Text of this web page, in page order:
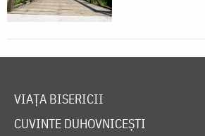
VIAȚA BISERICII
CUVINTE DUHOVNICEȘTI